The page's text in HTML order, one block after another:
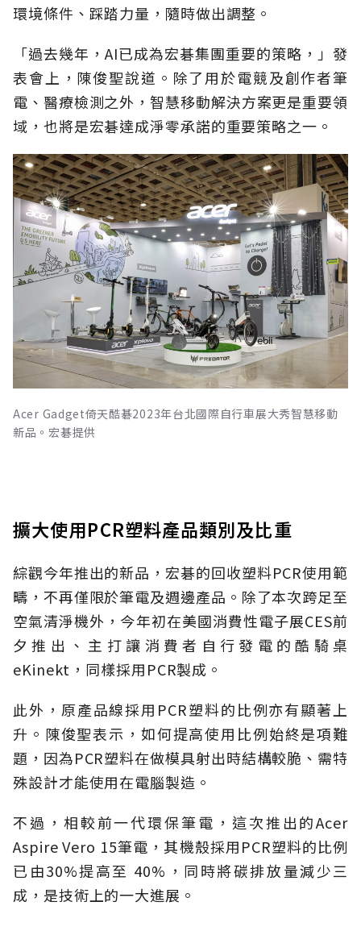
環境條件、踩踏力量，隨時做出調整。
「過去幾年，AI已成為宏碁集團重要的策略，」發
表會上，陳俊聖說道。除了用於電競及創作者筆
電、醫療檢測之外，智慧移動解決方案更是重要領
域，也將是宏碁達成淨零承諾的重要策略之一。
Acer Gadget倚天酷碁2023年台北國際自行車展大秀智慧移動
新品。宏碁提供
擴大使用PCR塑料產品類別及比重
綜觀今年推出的新品，宏碁的回收塑料PCR使用範
疇，不再僅限於筆電及週邊產品。除了本次跨足至
空氣清淨機外，今年初在美國消費性電子展CES前
夕推出、主打讓消費者自行發電的酷騎桌
eKinekt，同樣採用PCR製成。
此外，原產品線採用PCR塑料的比例亦有顯著上
升。陳俊聖表示，如何提高使用比例始終是項難
題，因為PCR塑料在做模具射出時結構較脆、需特
殊設計才能使用在電腦製造。
不過，相較前一代環保筆電，這次推出的Acer
Aspire Vero 15筆電，其機殼採用PCR塑料的比例
已由30%提高至 40%，同時將碳排放量減少三
成，是技術上的一大進展。